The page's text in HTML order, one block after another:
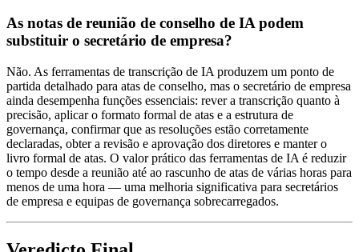
As notas de reunião de conselho de IA podem
substituir o secretário de empresa?
Não. As ferramentas de transcrição de IA produzem um ponto de
partida detalhado para atas de conselho, mas o secretário de empresa
ainda desempenha funções essenciais: rever a transcrição quanto à
precisão, aplicar o formato formal de atas e a estrutura de
governança, confirmar que as resoluções estão corretamente
declaradas, obter a revisão e aprovação dos diretores e manter o
livro formal de atas. O valor prático das ferramentas de IA é reduzir
o tempo desde a reunião até ao rascunho de atas de várias horas para
menos de uma hora — uma melhoria significativa para secretários
de empresa e equipas de governança sobrecarregados.